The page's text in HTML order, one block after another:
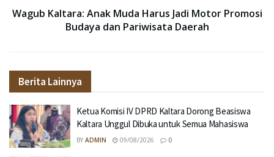
Wagub Kaltara: Anak Muda Harus Jadi Motor Promosi
Budaya dan Pariwisata Daerah
Berita Lainnya
Ketua Komisi IV DPRD Kaltara Dorong Beasiswa
Kaltara Unggul Dibuka untuk Semua Mahasiswa
BY ADMIN 09/08/2026 0